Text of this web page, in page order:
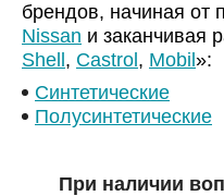
брендов, начиная от
Nissan и заканчивая
Shell , Castrol , Mobil »:
Синтетические
Полусинтетические
При наличии